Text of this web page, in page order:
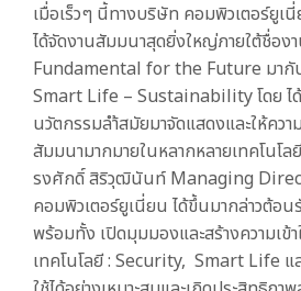
เมื่อเร็วๆ นี้ทางบริษัท คอมพิวเตอร์ยูเ
ได้จัดงานสัมมนาสุดยิ่งใหญ่ภายใต้ชื่อง
Fundamental for the Future มากั
Smart Life – Sustainability โดย ไ
นวัตกรรมลํา้สมัยมาจัดแสดงและให้ควา
สัมมนามากมายในหลากหลายเทคโนโล
รงศักดิ์ สิริวุฒินันท์ Managing
คอมพิวเตอร์ยูเนี่ยน ได้ขึ้นมากล่าวต้อน
พร้อมทั้ง เปิดมุมมองและสร้างความเข้า
เทคโนโลยี : Security, Smart Life แ